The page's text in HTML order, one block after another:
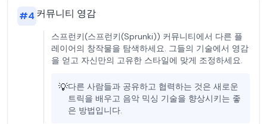
#4 커뮤니티 영감
스프런키(스프런키(Sprunki)) 커뮤니티에서 다른 플
레이어의 창작물을 탐색하세요. 그들의 기술에서 영감
을 얻고 자신만의 고유한 스타일에 맞게 조정하세요.
💡다른 사람들과 공유하고 협력하는 것은 새로운
트릭을 배우고 음악 믹싱 기술을 향상시키는 좋
은 방법입니다.